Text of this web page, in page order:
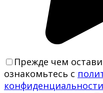
Прежде чем
ознакомьтесь с